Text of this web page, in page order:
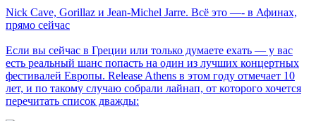
Nick Cave, Gorillaz и Jean-Michel Jarre. Всё это —- в Афинах,
прямо сейчас
Если вы сейчас в Греции или только думаете ехать — у вас
есть реальный шанс попасть на один из лучших концертных
фестивалей Европы. Release Athens в этом году отмечает 10
лет, и по такому случаю собрали лайнап, от которого хочется
перечитать список дважды: